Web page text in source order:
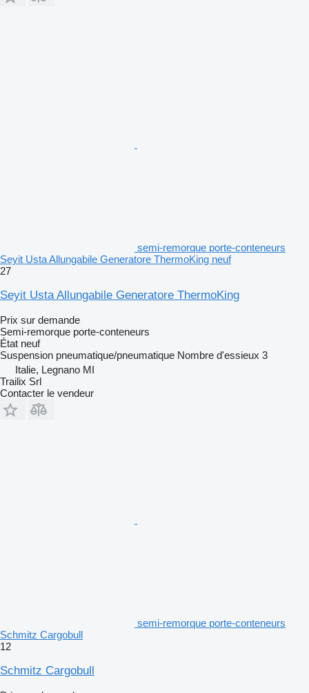
semi-remorque porte-conteneurs
Seyit Usta Allungabile Generatore ThermoKing neuf
27
Seyit Usta Allungabile Generatore ThermoKing
Prix sur demande
Semi-remorque porte-conteneurs
État neuf
Suspension pneumatique/pneumatique Nombre d'essieux 3
Italie, Legnano MI
Trailix Srl
Contacter le vendeur
semi-remorque porte-conteneurs
Schmitz Cargobull
12
Schmitz Cargobull